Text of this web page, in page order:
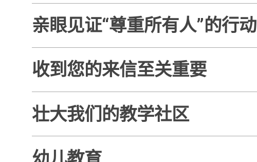
亲眼见证“尊重所有人”的行动
收到您的来信至关重要
壮大我们的教学社区